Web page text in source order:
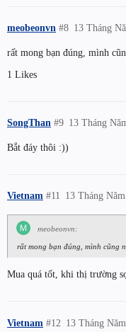
meobeonvn 13 Tháng
#8
rất mong bạn đúng, mình
1 Likes
SongThan 13 Tháng
#9
Bắt đáy thôi :))
Vietnam 13 Tháng
#11
meobeonvn:
rất mong bạn đúng, mình cũng
Mua quá tốt, khi thị trường
Vietnam 13 Tháng
#12